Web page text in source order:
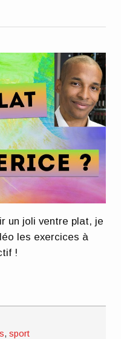
un joli ventre plat, je
les exercices à
!
,sport